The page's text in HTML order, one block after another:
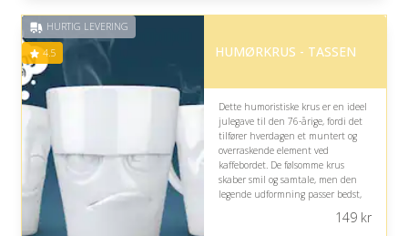
af 5
HURTIG LEVERING
4.5 HUMØRKRUS - TASSEN
Dette humoristiske krus er en ideel
julegave til den 76-årige, fordi det
tilfører hverdagen et muntert og
overraskende element ved
kaffebordet. De følsomme krus
skaber smil og samtale, men den
legende udformning passer bedst,
149kr